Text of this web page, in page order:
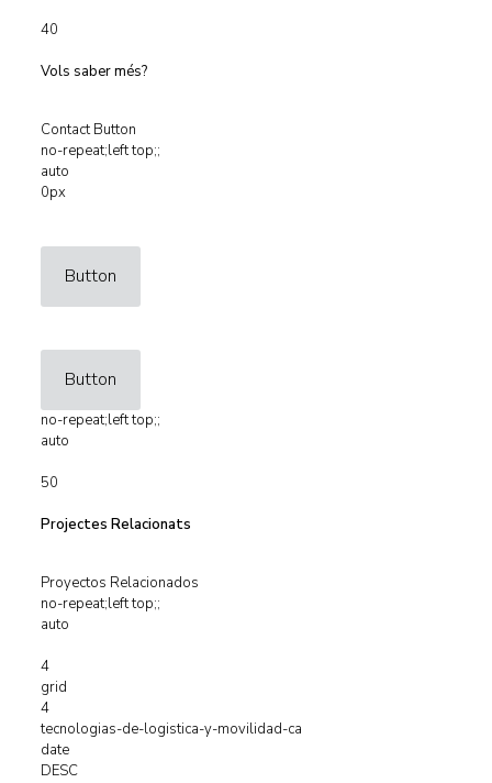
40
Vols saber més?
Contact Button
no-repeat;left top;;
auto
0px
Button
Button
no-repeat;left top;;
auto
50
Projectes Relacionats
Proyectos Relacionados
no-repeat;left top;;
auto
4
grid
4
tecnologias-de-logistica-y-movilidad-ca
date
DESC